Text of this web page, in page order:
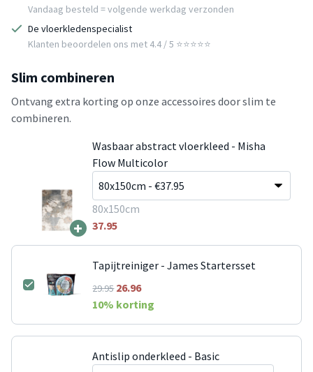
Vandaag besteld = volgende werkdag verzonden
De vloerkledenspecialist
Klanten beoordelen ons met 4.4 / 5 ⭐⭐⭐⭐⭐
Slim combineren
Ontvang extra korting op onze accessoires door slim te
combineren.
+
Wasbaar abstract vloerkleed - Misha
Flow Multicolor
80x150cm
37.95
Tapijtreiniger - James Startersset
29.9526.96
10% korting
Antislip onderkleed - Basic